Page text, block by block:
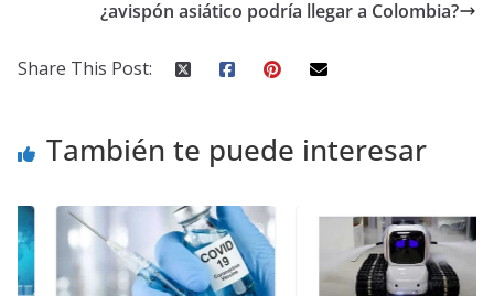
¿avispón asiático podría llegar a Colombia?
Share This Post:
También te puede interesar